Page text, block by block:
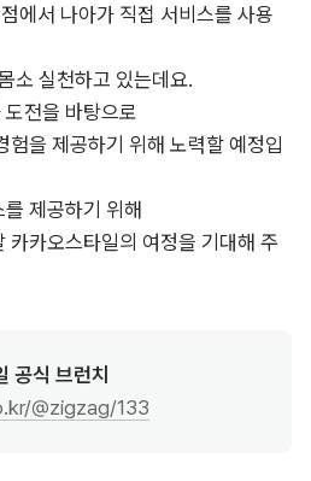
에서 나아가 직접 서비스를 사용
소 실천하고 있는데요.
전을 바탕으로
험을 제공하기 위해 노력할 예정입
제공하기 위해
카카오스타일의 여정을 기대해 주
공식 브런치
@zigzag/133